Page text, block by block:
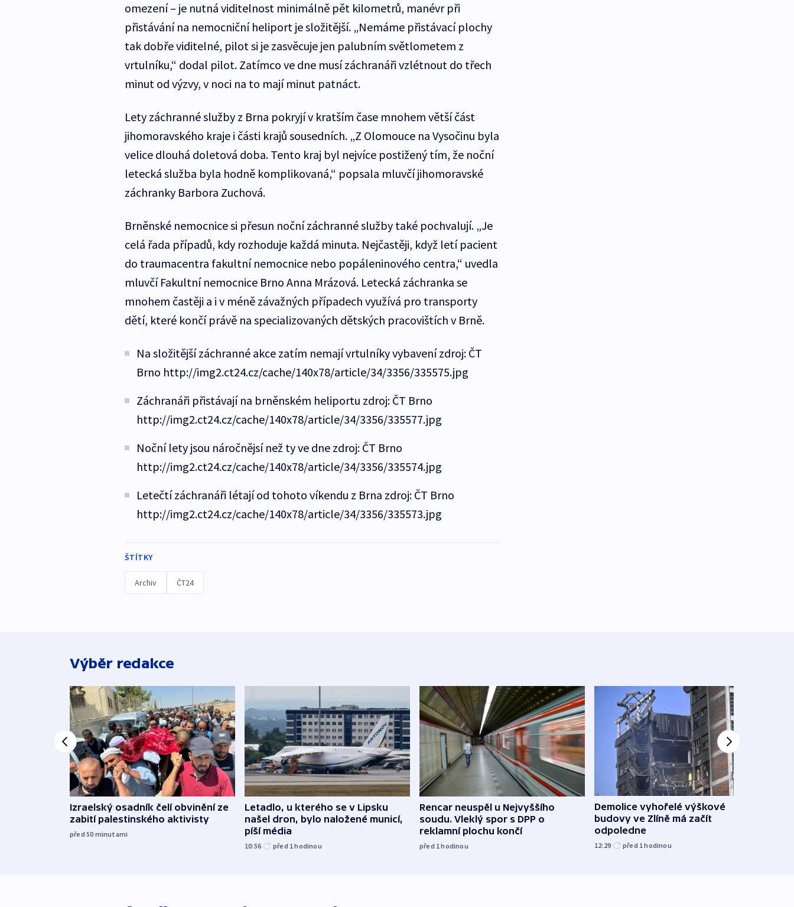
omezení – je nutná viditelnost minimálně pět kilometrů, manévr při
přistávání na nemocniční heliport je složitější. „Nemáme přistávací plochy
tak dobře viditelné, pilot si je zasvěcuje jen palubním světlometem z
vrtulníku,“ dodal pilot. Zatímco ve dne musí záchranáři vzlétnout do třech
minut od výzvy, v noci na to mají minut patnáct.
Lety záchranné služby z Brna pokryjí v kratším čase mnohem větší část
jihomoravského kraje i části krajů sousedních. „Z Olomouce na Vysočinu byla
velice dlouhá doletová doba. Tento kraj byl nejvíce postižený tím, že noční
letecká služba byla hodně komplikovaná,“ popsala mluvčí jihomoravské
záchranky Barbora Zuchová.
Brněnské nemocnice si přesun noční záchranné služby také pochvalují. „Je
celá řada případů, kdy rozhoduje každá minuta. Nejčastěji, když letí pacient
do traumacentra fakultní nemocnice nebo popáleninového centra,“ uvedla
mluvčí Fakultní nemocnice Brno Anna Mrázová. Letecká záchranka se
mnohem častěji a i v méně závažných případech využívá pro transporty
dětí, které končí právě na specializovaných dětských pracovištích v Brně.
Na složitější záchranné akce zatím nemají vrtulníky vybavení zdroj: ČT
Brno http://img2.ct24.cz/cache/140x78/article/34/3356/335575.jpg
Záchranáři přistávají na brněnském heliportu zdroj: ČT Brno
http://img2.ct24.cz/cache/140x78/article/34/3356/335577.jpg
Noční lety jsou náročnějsí než ty ve dne zdroj: ČT Brno
http://img2.ct24.cz/cache/140x78/article/34/3356/335574.jpg
Letečtí záchranáři létají od tohoto víkendu z Brna zdroj: ČT Brno
http://img2.ct24.cz/cache/140x78/article/34/3356/335573.jpg
ŠTÍTKY
Archiv ČT24
Výběr redakce
Izraelský osadník čelí obvinění ze
zabití palestinského aktivisty
před 50 minutami
Letadlo, u kterého se v Lipsku
našel dron, bylo naložené municí,
píší média
10:56 před 1hodinou
Rencar neuspěl u Nejvyššího
soudu. Vleklý spor s DPP o
reklamní plochu končí
před 1hodinou
Demolice vyhořelé výškové
budovy ve Zlíně má začít
odpoledne
12:29 před 1hodinou